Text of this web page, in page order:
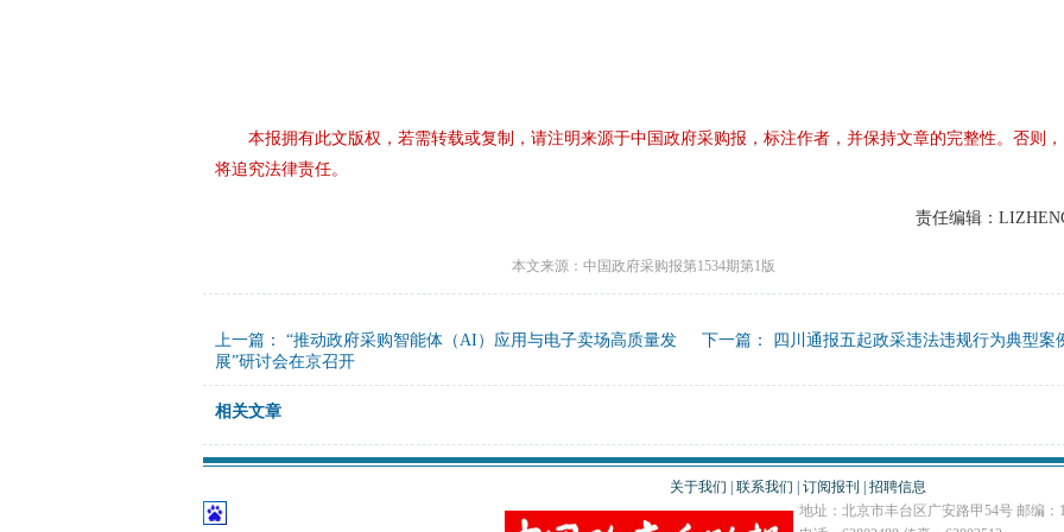
本报拥有此文版权，若需转载或复制，请注明来源于中国政府采购报，标注作者，并保持文章的完整性。否则，
将追究法律责任。
责任编辑：
本文来源：中国政府采购报第1534期第1版
下一篇： 四川通报五起政采违法违规行为典型案
上一篇： “推动政府采购智能体（AI）应用与电子卖场高质量发
展”研讨会在京召开
相关文章
关于我们 联系我们 订阅报刊
招聘信息
地址：北京市丰台区广安路甲54号 邮编：